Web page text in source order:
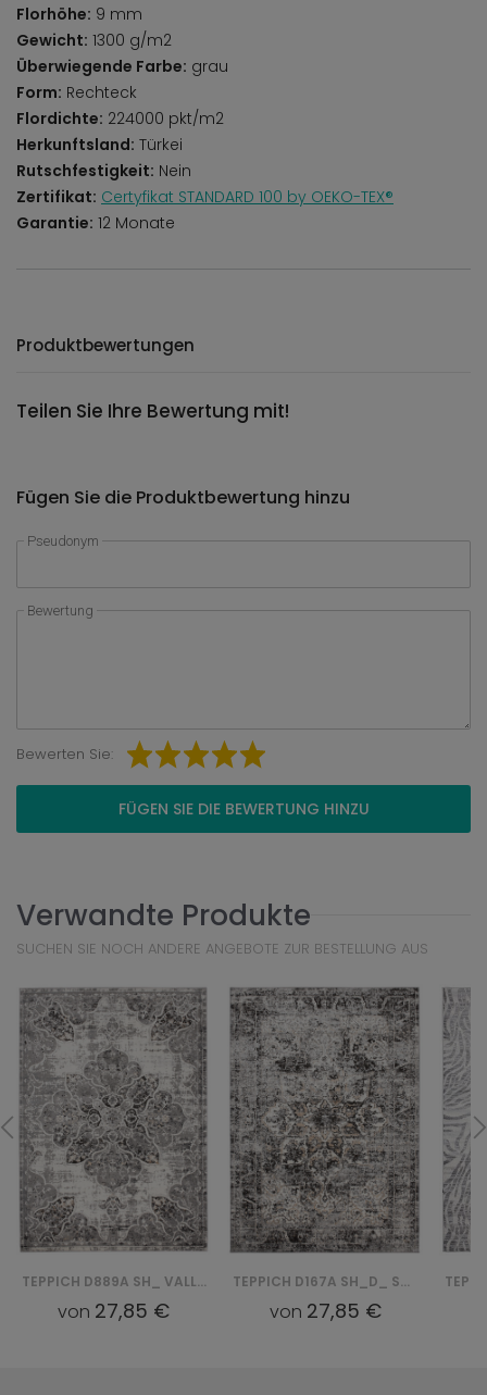
Florhöhe: 9 mm
Gewicht: 1300 g/m2
Überwiegende Farbe: grau
Form: Rechteck
Flordichte: 224000 pkt/m2
Herkunftsland: Türkei
Rutschfestigkeit: Nein
Zertifikat: Certyfikat STANDARD 100 by OEKO-TEX®
Garantie: 12 Monate
Produktbewertungen
Teilen Sie Ihre Bewertung mit!
Fügen Sie die Produktbewertung hinzu
Pseudonym
Bewertung
Bewerten Sie:
FÜGEN SIE DIE BEWERTUNG HINZU
Verwandte Produkte
SUCHEN SIE NOCH ANDERE ANGEBOTE ZUR BESTELLUNG AUS
TEPPICH D889A SH_ VALLEY - BIAŁY, CZARNY
von 27,85 €
TEPPICH D167A SH_D_ SH_ VALLEY - SZARY, CZARNY
von 27,85 €